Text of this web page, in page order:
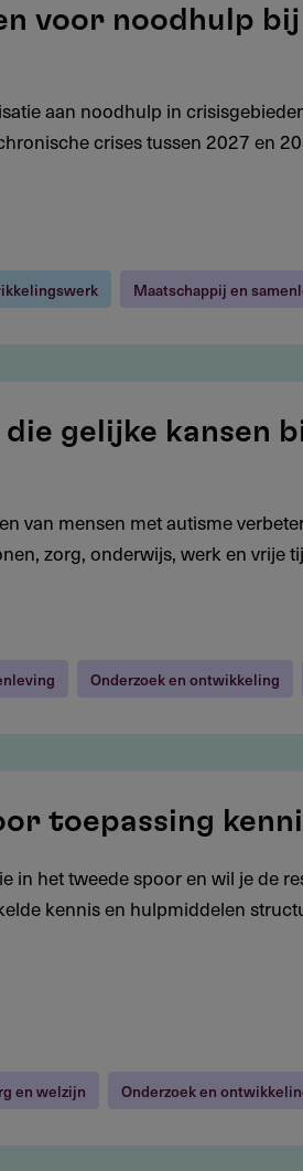
voor noodhulp
aan noodhulp in
crises tussen 2027 en
Maatschappij en
gelijke kansen
van mensen met autisme
zorg, onderwijs, werk en vrije
Onderzoek en ontwikkeling
toepassing
in het tweede spoor en wil je de
kennis en hulpmiddelen
en welzijn Onderzoek en